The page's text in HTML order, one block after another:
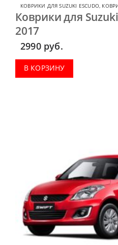
КОВРИКИ ДЛЯ SUZUKI ESCUDO
Коврики для
2017
2990 руб.
В КОРЗИНУ